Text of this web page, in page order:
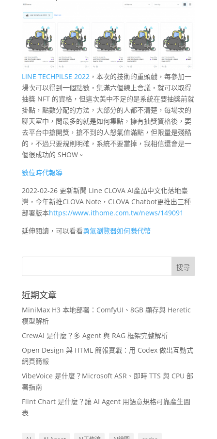
LINE TECHPILSE 2022，本次的技術的重頭戲，每參加一
場次可以得到一個點數，集滿六個線上會議，就可以取得
抽獎 NFT 的資格，但這次美中不足的是系統在要抽獎前就
掛點，點數分配的方法，大部分的人都不清楚，每場次的
聊天室中，問最多的就是如何集點，擁有抽獎資格後，要
去平台中搶開獎，搶不到的人怒氣值滿點，但限量是殘酷
的，不過只要規則明確，系統不要當掉，我相信還會是一
個很成功的 SHOW。
數位時代報導
2022-02-26 更新新聞 Line CLOVA AI產品中文化落地臺
灣，今年新推CLOVA Note，CLOVA Chatbot更推出三種
部署版本https://www.ithome.com.tw/news/149091
延伸閱讀，可以看看勇氣瀏覽器如何賺代幣
近期文章
MiniMax H3 本地部署：ComfyUI、8GB 顯存與 Heretic
模型解析
CrewAI 是什麼？多 Agent 與 RAG 框架完整解析
Open Design 與 HTML 簡報實戰：用 Codex 做出互動式
網頁簡報
VibeVoice 是什麼？Microsoft ASR、即時 TTS 與 CPU 部
署指南
Flint Chart 是什麼？讓 AI Agent 用語意規格可靠產生圖
表